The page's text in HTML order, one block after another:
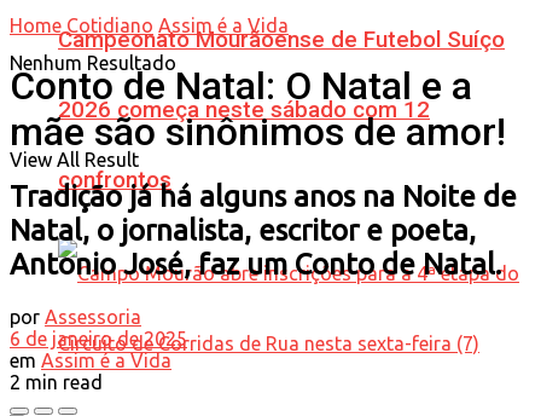
Campeonato Mourãoense de Futebol Suíço
2026 começa neste sábado com 12
confrontos
Nenhum Resultado
View All Result
Home Cotidiano Assim é a Vida
Conto de Natal: O Natal e a
mãe são sinônimos de amor!
Tradição já há alguns anos na Noite de
Natal, o jornalista, escritor e poeta,
Antonio José, faz um Conto de Natal.
por Assessoria
6 de janeiro de 2025
em Assim é a Vida
2 min read